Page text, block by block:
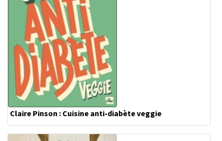
Claire Pinson : Cuisine anti-diabète veggie